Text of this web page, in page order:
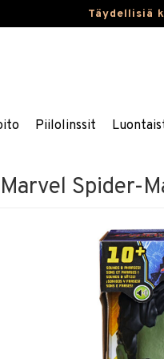
Täydellisiä
Piilolinssit
Marvel Spider-